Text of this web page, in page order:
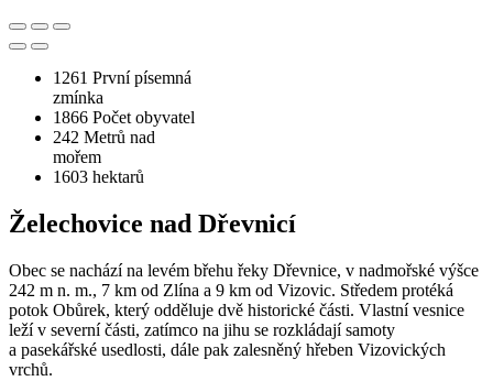
1261 První písemná
zmínka
1866 Počet obyvatel
242 Metrů nad
mořem
1603 hektarů
Želechovice nad Dřevnicí
Obec se nachází na levém břehu řeky Dřevnice, v nadmořské výšce
242 m n. m., 7 km od Zlína a 9 km od Vizovic. Středem protéká
potok Obůrek, který odděluje dvě historické části. Vlastní vesnice
leží v severní části, zatímco na jihu se rozkládají samoty
a pasekářské usedlosti, dále pak zalesněný hřeben Vizovických
vrchů.